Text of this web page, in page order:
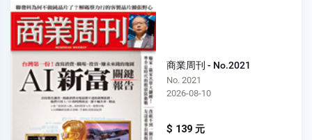
商業周刊 - No.2021
No. 2021
2026-08-10
$ 139 元